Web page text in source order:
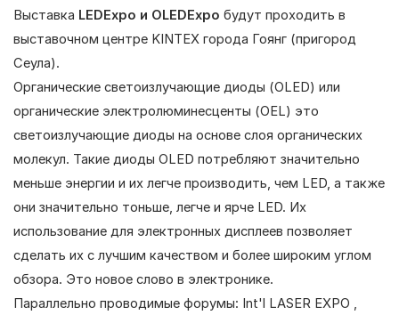
Выставка LEDExpo и OLEDExpo будут проходить в
выставочном центре KINTEX города Гоянг (пригород
Сеула).
Органические светоизлучающие диоды (OLED) или
органические электролюминесценты (OEL) это
светоизлучающие диоды на основе слоя органических
молекул. Такие диоды OLED потребляют значительно
меньше энергии и их легче производить, чем LED, а также
они значительно тоньше, легче и ярче LED. Их
использование для электронных дисплеев позволяет
сделать их с лучшим качеством и более широким углом
обзора. Это новое слово в электронике.
Параллельно проводимые форумы: Int'l LASER EXPO ,